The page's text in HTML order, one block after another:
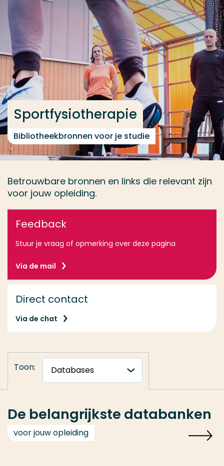
Ga direct naar de content
Sportfysiotherapie
Bibliotheekbronnen voor je studie
Betrouwbare bronnen en links die relevant zijn
voor jouw opleiding.
Feedback
Stuur je vraag of opmerking over deze pagina
Via de mail
Direct contact
Via de chat
Toon:
De belangrijkste databanken
voor jouw opleiding
Veel gezocht
Opleiding
Contact